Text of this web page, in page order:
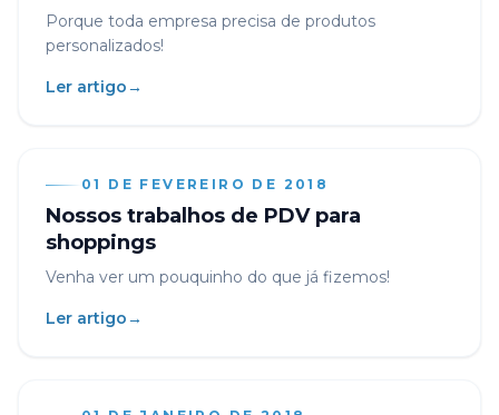
Porque toda empresa precisa de produtos
personalizados!
Ler artigo→
01 DE FEVEREIRO DE 2018
Nossos trabalhos de PDV para
shoppings
Venha ver um pouquinho do que já fizemos!
Ler artigo→